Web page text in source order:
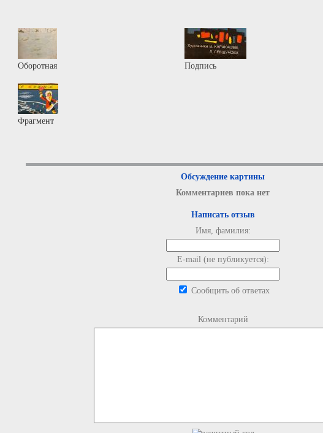
Оборотная Подпись
Фрагмент
Обсуждение картины
Комментариев пока нет
Написать отзыв
Имя, фамилия:
E-mail (не публикуется):
Сообщить об ответах
Комментарий